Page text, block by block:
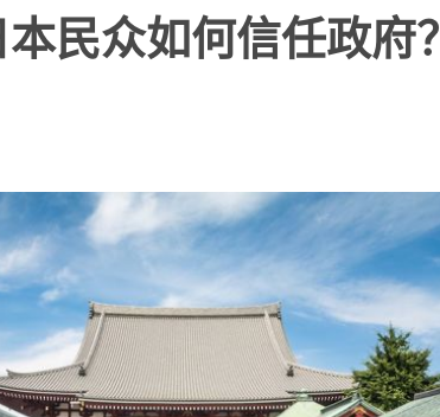
民众如何信任政府？